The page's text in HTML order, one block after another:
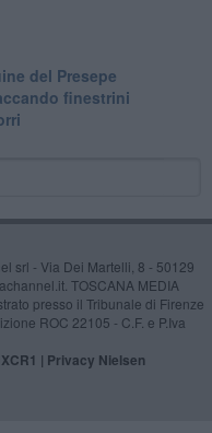
del Presepe
finestrini
srl - Via Dei Martelli, 8 - 50129
TOSCANA MEDIA
presso il Tribunale di Firenze
ROC 22105 - C.F. e P.Iva
| Privacy Nielsen